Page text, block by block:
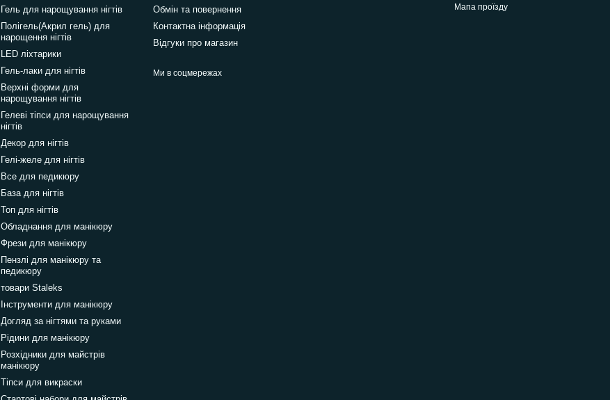
Гель для нарощування нігтів
Полігель(Акрил гель) для
нарощення нігтів
LED ліхтарики
Гель-лаки для нігтів
Верхні форми для
нарощування нігтів
Гелеві тіпси для нарощування
нігтів
Декор для нігтів
Гелі-желе для нігтів
Все для педикюру
База для нігтів
Топ для нігтів
Обладнання для манікюру
Фрези для манікюру
Пензлі для манікюру та
педикюру
товари Staleks
Інструменти для манікюру
Догляд за нігтями та руками
Рідини для манікюру
Розхідники для майстрів
манікюру
Тіпси для викраски
Обмін та повернення
Контактна інформація
Відгуки про магазин
Ми в соцмережах
Мапа проїзду